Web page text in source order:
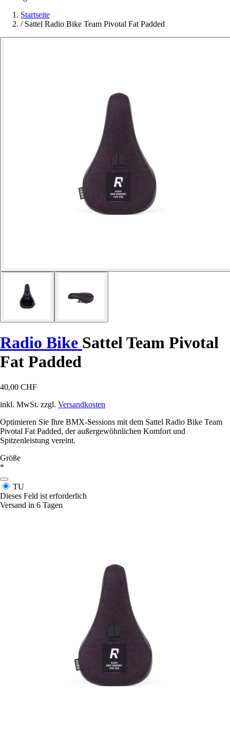
Startseite
/ Sattel Radio Bike Team Pivotal Fat Padded
Radio Bike Sattel Team Pivotal
Fat Padded
40,00 CHF
inkl. MwSt. zzgl. Versandkosten
Optimieren Sie Ihre BMX-Sessions mit dem Sattel Radio Bike Team
Pivotal Fat Padded, der außergewöhnlichen Komfort und
Spitzenleistung vereint.
Größe
*
TU
Dieses Feld ist erforderlich
Versand in 6 Tagen